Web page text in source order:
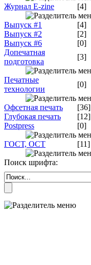
Журнал E-zine [4]
Выпуск #1
[4]
Выпуск #2
[2]
Выпуск #6
[0]
Допечатная
подготовка
[3]
Печатные
технологии
[0]
Офсетная печать
[36]
Глубокая печать
[12]
Postpress
[0]
ГОСТ, ОСТ [11]
Поиск шрифта: